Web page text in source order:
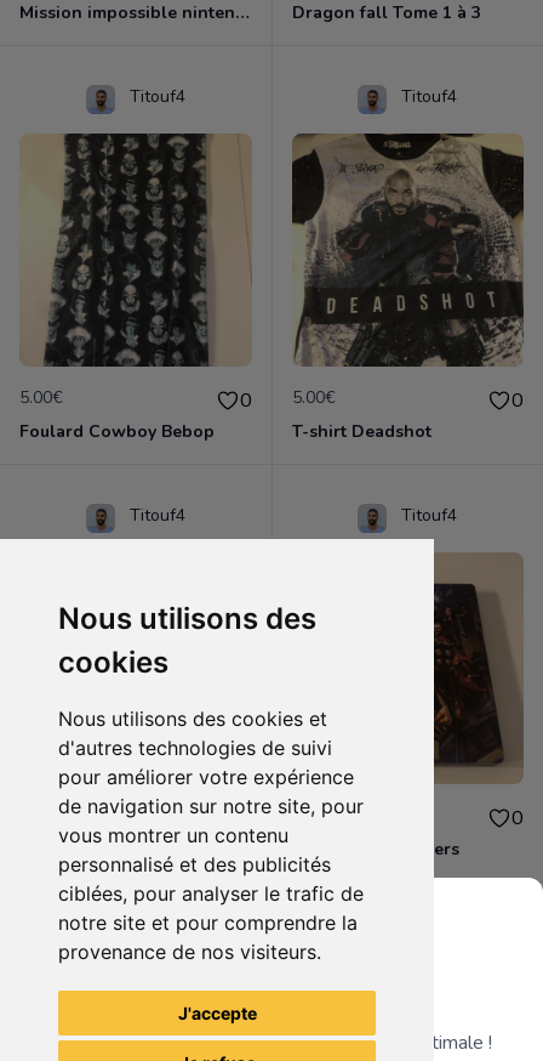
Nous utilisons des
cookies
Nous utilisons des cookies et
d'autres technologies de suivi
pour améliorer votre expérience
de navigation sur notre site, pour
vous montrer un contenu
personnalisé et des publicités
ciblées, pour analyser le trafic de
notre site et pour comprendre la
provenance de nos visiteurs.
J'accepte
Mission impossible nintendo 64 Dragon fall Tome 1 à 3
Titouf4
5.00€ 0
Foulard Cowboy Bebop
Titouf4
5.00€ 0
T-shirt Deadshot
Titouf4
10.00€ 0
Destiny 2 Xbox one
Titouf4
10.00€ 0
Steelbook Avengers
Voir tous les articles du vendeur
Grenier du Geek
Télécharge notre app pour une expérience optimale !